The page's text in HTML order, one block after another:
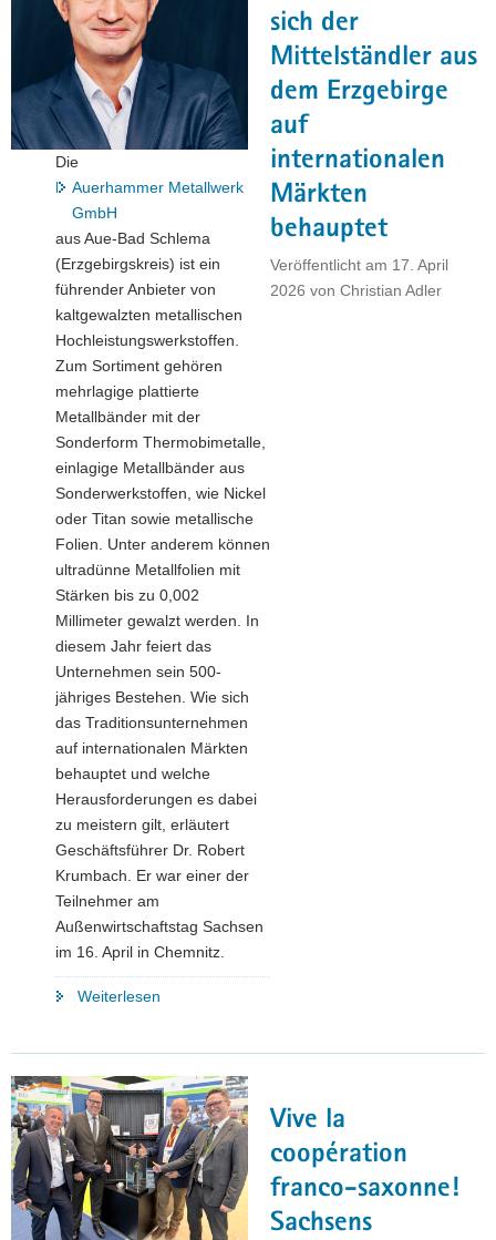
t
sich der
Mittelständler aus
dem Erzgebirge
auf
internationalen
Märkten
behauptet
Veröffentlicht am 17. April
2026 von Christian Adler
Die
Auerhammer Metallwerk
GmbH
aus Aue-Bad Schlema
(Erzgebirgskreis) ist ein
führender Anbieter von
kaltgewalzten metallischen
Hochleistungswerkstoffen.
Zum Sortiment gehören
mehrlagige plattierte
Metallbänder mit der
Sonderform Thermobimetalle,
einlagige Metallbänder aus
Sonderwerkstoffen, wie Nickel
oder Titan sowie metallische
Folien. Unter anderem können
ultradünne Metallfolien mit
Stärken bis zu 0,002
Millimeter gewalzt werden. In
diesem Jahr feiert das
Unternehmen sein 500-
jähriges Bestehen. Wie sich
das Traditionsunternehmen
auf internationalen Märkten
behauptet und welche
Herausforderungen es dabei
zu meistern gilt, erläutert
Geschäftsführer Dr. Robert
Krumbach. Er war einer der
Teilnehmer am
Außenwirtschaftstag Sachsen
im 16. April in Chemnitz.
Weiterlesen
sich
der
Mittelständler
aus
dem
Erzgebirge
auf
Vive la
coopération
franco-saxonne!
Sachsens